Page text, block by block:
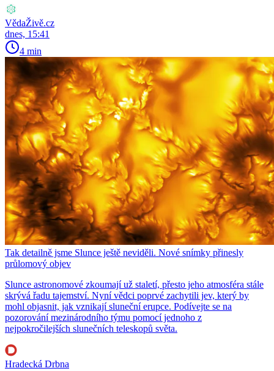
VědaŽivě.cz
dnes, 15:41
4 min
Tak detailně jsme Slunce ještě neviděli. Nové snímky přinesly
průlomový objev
Slunce astronomové zkoumají už staletí, přesto jeho atmosféra stále
skrývá řadu tajemství. Nyní vědci poprvé zachytili jev, který by
mohl objasnit, jak vznikají sluneční erupce. Podívejte se na
pozorování mezinárodního týmu pomocí jednoho z
nejpokročilejších slunečních teleskopů světa.
Hradecká Drbna